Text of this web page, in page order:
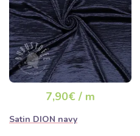
7,90€ / m
Satin DION navy